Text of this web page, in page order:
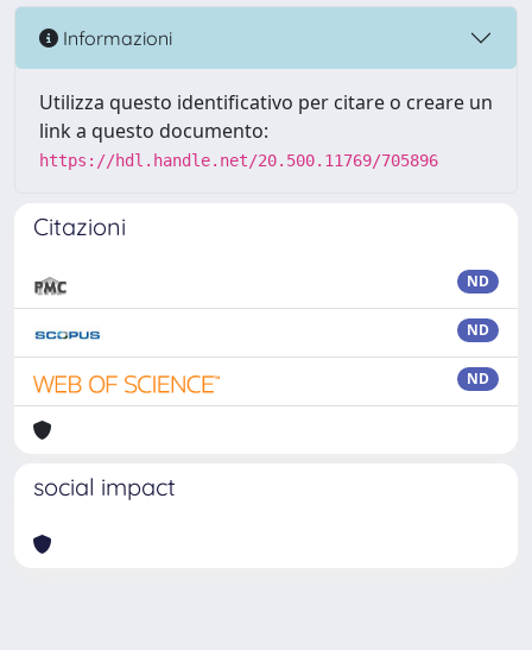
Informazioni
Utilizza questo identificativo per citare o creare un
link a questo documento:
https://hdl.handle.net/20.500.11769/705896
Citazioni
ND
ND
ND
social impact